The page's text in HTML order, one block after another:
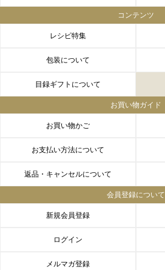
コンテンツ
レシピ特集
包装について
目録ギフトについて
お買い物ガイド
お買い物かご
お支払い方法について
返品・キャンセルについて
会員登録について
新規会員登録
ログイン
メルマガ登録